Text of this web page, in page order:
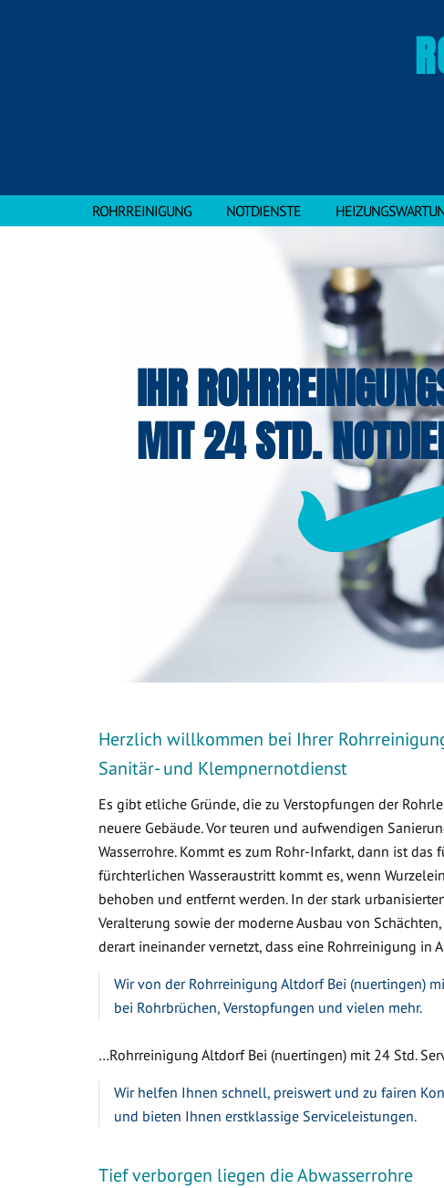
ROHRREINIGUNG NOTDIENSTE
IHR
MIT 24 STD.
Herzlich willkommen bei Ihrer
Sanitär- und Klempnernotdienst
Es gibt etliche Gründe, die zu Verstopfungen der
neuere Gebäude. Vor teuren und aufwendigen
Wasserrohre. Kommt es zum Rohr-Infarkt, dann ist
fürchterlichen Wasseraustritt kommt es, wenn
behoben und entfernt werden. In der stark
Veralterung sowie der moderne Ausbau von
derart ineinander vernetzt, dass eine Rohrreinigung in
Wir von der Rohrreinigung Altdorf Bei (nuertingen)
bei Rohrbrüchen, Verstopfungen und vielen mehr.
…Rohrreinigung Altdorf Bei (nuertingen) mit 24 Std.
Wir helfen Ihnen schnell, preiswert und zu fairen
und bieten Ihnen erstklassige Serviceleistungen.
Tief verborgen liegen die Abwasserrohre